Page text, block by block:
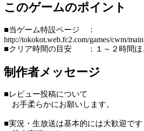
このゲームのポイント
■当ゲーム特設ページ ：
http://tokokot.web.fc2.com/games/cwm/
■クリア時間の目安 ：１～２時間ほ
制作者メッセージ
■レビュー投稿について
お手柔らかにお願いします。
■実況・生放送は基本的には大歓迎です